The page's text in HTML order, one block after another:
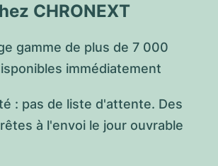
CHRONEXT
gamme de plus de 7 000
immédiatement
: pas de liste d'attente. Des
à l'envoi le jour ouvrable